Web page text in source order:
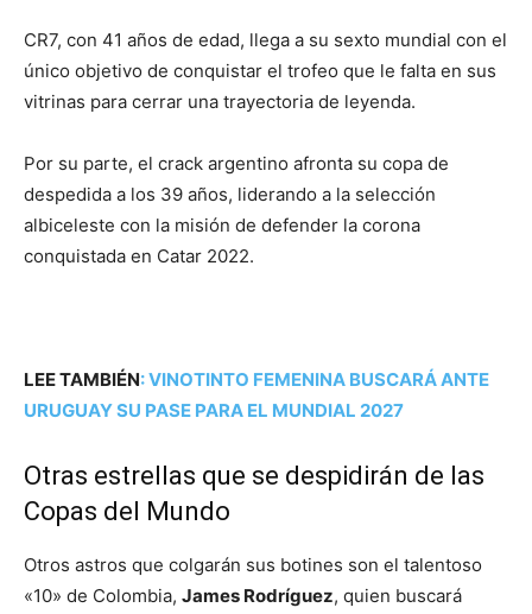
CR7, con 41 años de edad, llega a su sexto mundial con el
único objetivo de conquistar el trofeo que le falta en sus
vitrinas para cerrar una trayectoria de leyenda.
Por su parte, el crack argentino afronta su copa de
despedida a los 39 años, liderando a la selección
albiceleste con la misión de defender la corona
conquistada en Catar 2022.
LEE TAMBIÉN:VINOTINTO FEMENINA BUSCARÁ ANTE
URUGUAY SU PASE PARA EL MUNDIAL 2027
Otras estrellas que se despidirán de las
Copas del Mundo
Otros astros que colgarán sus botines son el talentoso
«10» de Colombia, James Rodríguez, quien buscará